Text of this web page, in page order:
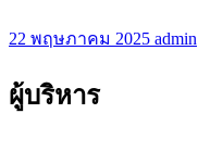
22 พฤษภาคม 2025 admin
ผู้บริหาร